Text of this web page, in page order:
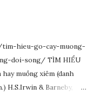
hieu-go-cay-muong-
doi-song/ TÌM HIỂU
muồng xiêm (danh
H.S.Irwin & Barneby,